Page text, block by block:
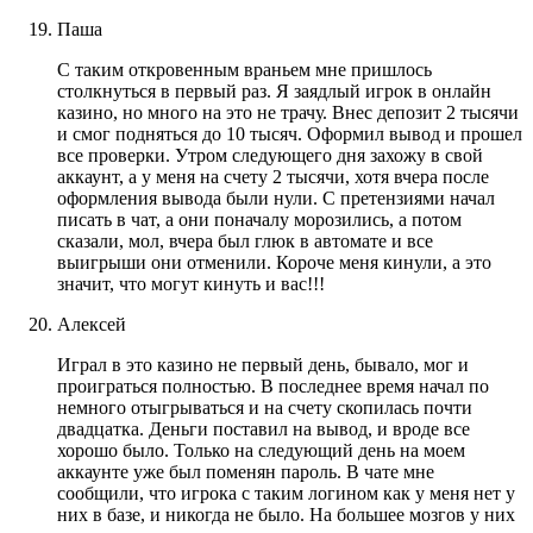
Паша
С таким откровенным враньем мне пришлось
столкнуться в первый раз. Я заядлый игрок в онлайн
казино, но много на это не трачу. Внес депозит 2 тысячи
и смог подняться до 10 тысяч. Оформил вывод и прошел
все проверки. Утром следующего дня захожу в свой
аккаунт, а у меня на счету 2 тысячи, хотя вчера после
оформления вывода были нули. С претензиями начал
писать в чат, а они поначалу морозились, а потом
сказали, мол, вчера был глюк в автомате и все
выигрыши они отменили. Короче меня кинули, а это
значит, что могут кинуть и вас!!!
Алексей
Играл в это казино не первый день, бывало, мог и
проиграться полностью. В последнее время начал по
немного отыгрываться и на счету скопилась почти
двадцатка. Деньги поставил на вывод, и вроде все
хорошо было. Только на следующий день на моем
аккаунте уже был поменян пароль. В чате мне
сообщили, что игрока с таким логином как у меня нет у
них в базе, и никогда не было. На большее мозгов у них